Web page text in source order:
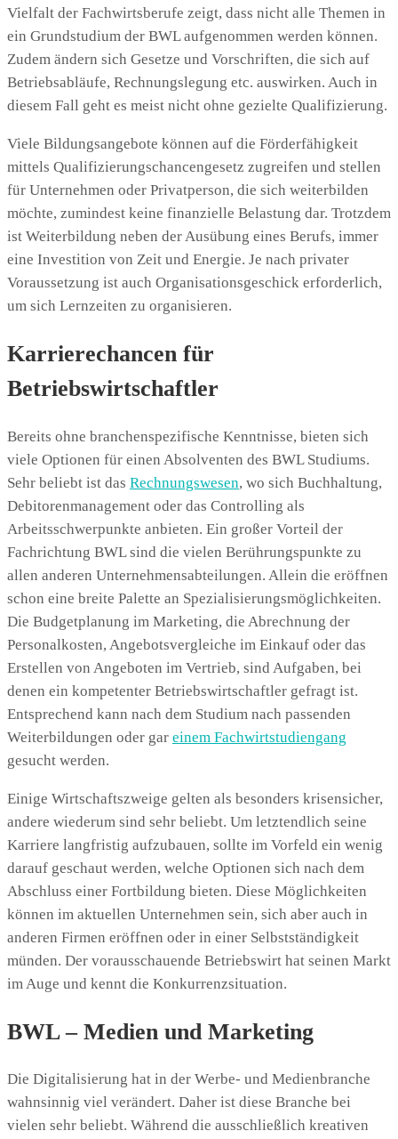
Vielfalt der Fachwirtsberufe zeigt, dass nicht alle Themen in
ein Grundstudium der BWL aufgenommen werden können.
Zudem ändern sich Gesetze und Vorschriften, die sich auf
Betriebsabläufe, Rechnungslegung etc. auswirken. Auch in
diesem Fall geht es meist nicht ohne gezielte Qualifizierung.
Viele Bildungsangebote können auf die Förderfähigkeit
mittels Qualifizierungschancengesetz zugreifen und stellen
für Unternehmen oder Privatperson, die sich weiterbilden
möchte, zumindest keine finanzielle Belastung dar. Trotzdem
ist Weiterbildung neben der Ausübung eines Berufs, immer
eine Investition von Zeit und Energie. Je nach privater
Voraussetzung ist auch Organisationsgeschick erforderlich,
um sich Lernzeiten zu organisieren.
Karrierechancen für
Betriebswirtschaftler
Bereits ohne branchenspezifische Kenntnisse, bieten sich
viele Optionen für einen Absolventen des BWL Studiums.
Sehr beliebt ist das Rechnungswesen, wo sich Buchhaltung,
Debitorenmanagement oder das Controlling als
Arbeitsschwerpunkte anbieten. Ein großer Vorteil der
Fachrichtung BWL sind die vielen Berührungspunkte zu
allen anderen Unternehmensabteilungen. Allein die eröffnen
schon eine breite Palette an Spezialisierungsmöglichkeiten.
Die Budgetplanung im Marketing, die Abrechnung der
Personalkosten, Angebotsvergleiche im Einkauf oder das
Erstellen von Angeboten im Vertrieb, sind Aufgaben, bei
denen ein kompetenter Betriebswirtschaftler gefragt ist.
Entsprechend kann nach dem Studium nach passenden
Weiterbildungen oder gar einem Fachwirtstudiengang
gesucht werden.
Einige Wirtschaftszweige gelten als besonders krisensicher,
andere wiederum sind sehr beliebt. Um letztendlich seine
Karriere langfristig aufzubauen, sollte im Vorfeld ein wenig
darauf geschaut werden, welche Optionen sich nach dem
Abschluss einer Fortbildung bieten. Diese Möglichkeiten
können im aktuellen Unternehmen sein, sich aber auch in
anderen Firmen eröffnen oder in einer Selbstständigkeit
münden. Der vorausschauende Betriebswirt hat seinen Markt
im Auge und kennt die Konkurrenzsituation.
BWL – Medien und Marketing
Die Digitalisierung hat in der Werbe- und Medienbranche
wahnsinnig viel verändert. Daher ist diese Branche bei
vielen sehr beliebt. Während die ausschließlich kreativen